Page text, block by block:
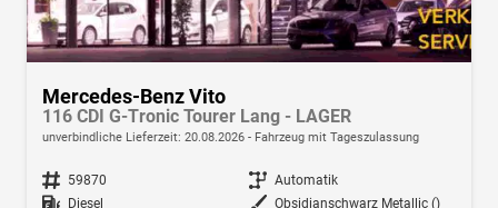
Mercedes-Benz Vito
116 CDI G-Tronic Tourer Lang - LAGER
unverbindliche Lieferzeit: 20.08.2026 Fahrzeug mit Tageszulassung
Fahrzeugnr. 59870 Getriebe Automatik
Kraftstoff Diesel Außenfarbe Obsidianschwarz Metallic ()